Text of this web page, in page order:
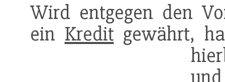
Wird entgegen den
ein Kredit gewährt,